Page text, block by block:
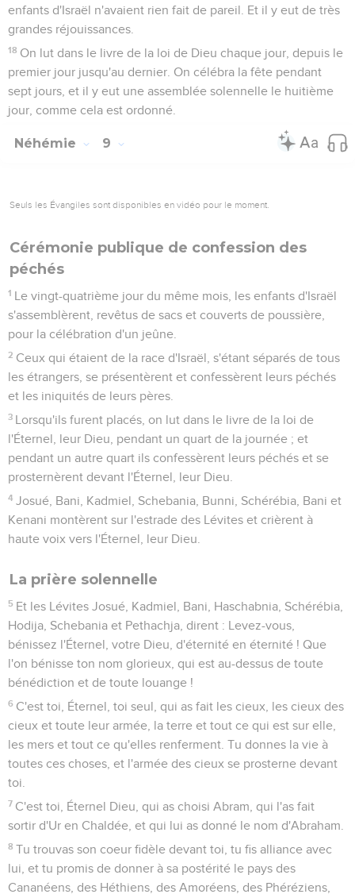
enfants d'Israël n'avaient rien fait de pareil. Et il y eut de très
grandes réjouissances.
18 On lut dans le livre de la loi de Dieu chaque jour, depuis le
premier jour jusqu'au dernier. On célébra la fête pendant
sept jours, et il y eut une assemblée solennelle le huitième
jour, comme cela est ordonné.
Néhémie 9
Seuls les Évangiles sont disponibles en vidéo pour le moment.
Cérémonie publique de confession des
péchés
1 Le vingt-quatrième jour du même mois, les enfants d'Israël
s'assemblèrent, revêtus de sacs et couverts de poussière,
pour la célébration d'un jeûne.
2 Ceux qui étaient de la race d'Israël, s'étant séparés de tous
les étrangers, se présentèrent et confessèrent leurs péchés
et les iniquités de leurs pères.
3 Lorsqu'ils furent placés, on lut dans le livre de la loi de
l'Éternel, leur Dieu, pendant un quart de la journée ; et
pendant un autre quart ils confessèrent leurs péchés et se
prosternèrent devant l'Éternel, leur Dieu.
4 Josué, Bani, Kadmiel, Schebania, Bunni, Schérébia, Bani et
Kenani montèrent sur l'estrade des Lévites et crièrent à
haute voix vers l'Éternel, leur Dieu.
La prière solennelle
5 Et les Lévites Josué, Kadmiel, Bani, Haschabnia, Schérébia,
Hodija, Schebania et Pethachja, dirent : Levez-vous,
bénissez l'Éternel, votre Dieu, d'éternité en éternité ! Que
l'on bénisse ton nom glorieux, qui est au-dessus de toute
bénédiction et de toute louange !
6 C'est toi, Éternel, toi seul, qui as fait les cieux, les cieux des
cieux et toute leur armée, la terre et tout ce qui est sur elle,
les mers et tout ce qu'elles renferment. Tu donnes la vie à
toutes ces choses, et l'armée des cieux se prosterne devant
toi.
7 C'est toi, Éternel Dieu, qui as choisi Abram, qui l'as fait
sortir d'Ur en Chaldée, et qui lui as donné le nom d'Abraham.
8 Tu trouvas son coeur fidèle devant toi, tu fis alliance avec
lui, et tu promis de donner à sa postérité le pays des
Cananéens, des Héthiens, des Amoréens, des Phéréziens,